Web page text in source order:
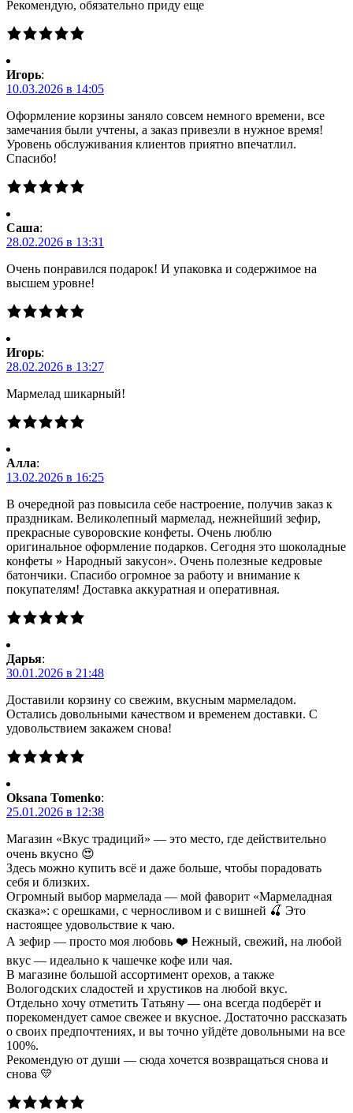
Рекомендую, обязательно приду еще
Игорь:
10.03.2026 в 14:05
Оформление корзины заняло совсем немного времени, все
замечания были учтены, а заказ привезли в нужное время!
Уровень обслуживания клиентов приятно впечатлил.
Спасибо!
Саша:
28.02.2026 в 13:31
Очень понравился подарок! И упаковка и содержимое на
высшем уровне!
Игорь:
28.02.2026 в 13:27
Мармелад шикарный!
Алла:
13.02.2026 в 16:25
В очередной раз повысила себе настроение, получив заказ к
праздникам. Великолепный мармелад, нежнейший зефир,
прекрасные суворовские конфеты. Очень люблю
оригинальное оформление подарков. Сегодня это шоколадные
конфеты » Народный закусон». Очень полезные кедровые
батончики. Спасибо огромное за работу и внимание к
покупателям! Доставка аккуратная и оперативная.
Дарья:
30.01.2026 в 21:48
Доставили корзину со свежим, вкусным мармеладом.
Остались довольными качеством и временем доставки. С
удовольствием закажем снова!
Oksana Tomenko:
25.01.2026 в 12:38
Магазин «Вкус традиций» — это место, где действительно
очень вкусно 😍
Здесь можно купить всё и даже больше, чтобы порадовать
себя и близких.
Огромный выбор мармелада — мой фаворит «Мармеладная
сказка»: с орешками, с черносливом и с вишней 🍒 Это
настоящее удовольствие к чаю.
А зефир — просто моя любовь ❤️ Нежный, свежий, на любой
вкус — идеально к чашечке кофе или чая.
В магазине большой ассортимент орехов, а также
Вологодских сладостей и хрустиков на любой вкус.
Отдельно хочу отметить Татьяну — она всегда подберёт и
порекомендует самое свежее и вкусное. Достаточно рассказать
о своих предпочтениях, и вы точно уйдёте довольными на все
100%.
Рекомендую от души — сюда хочется возвращаться снова и
снова 💛